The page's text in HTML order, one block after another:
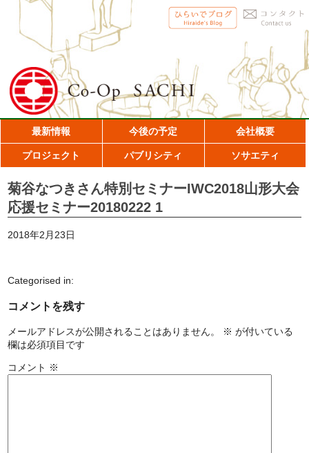
最新情報 今後の予定 会社概要
プロジェクト パブリシティ ソサエティ
菊谷なつきさん特別セミナーIWC2018山形大会
応援セミナー20180222 1
2018年2月23日
Categorised in:
コメントを残す
メールアドレスが公開されることはありません。 ※ が付いている
欄は必須項目です
コメント ※